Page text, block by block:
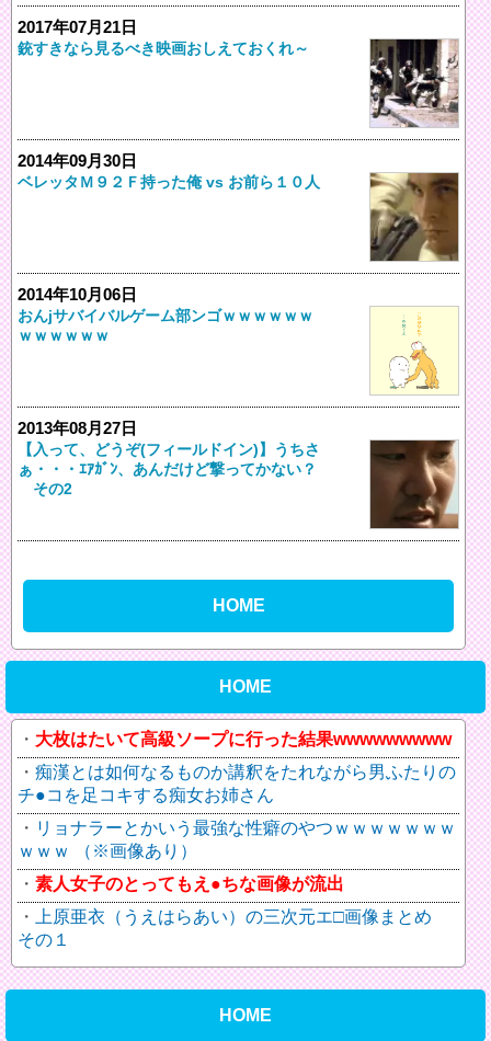
2017年07月21日
銃すきなら見るべき映画おしえておくれ～
2014年09月30日
ベレッタＭ９２Ｆ持った俺 vs お前ら１０人
2014年10月06日
おんjサバイバルゲーム部ンゴｗｗｗｗｗｗ
ｗｗｗｗｗｗ
2013年08月27日
【入って、どうぞ(フィールドイン)】うちさ
ぁ・・・ｴｱｶﾞﾝ、あんだけど撃ってかない？
その2
HOME
HOME
大枚はたいて高級ソープに行った結果wwwwwwwww
痴漢とは如何なるものか講釈をたれながら男ふたりの
チ●コを足コキする痴女お姉さん
リョナラーとかいう最強な性癖のやつｗｗｗｗｗｗｗ
ｗｗｗ （※画像あり）
素人女子のとってもえ●ちな画像が流出
上原亜衣（うえはらあい）の三次元エ□画像まとめ
その１
HOME